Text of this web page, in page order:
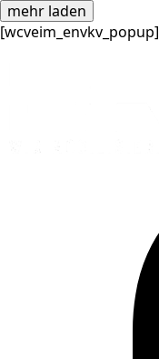
mehr laden
[wcveim_envkv_popup]